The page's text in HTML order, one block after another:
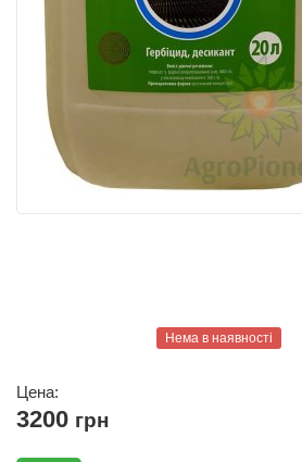
Нема в наявності
Цена:
3200 грн